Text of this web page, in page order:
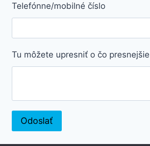
Telefónne/mobilné číslo
Tu môžete upresniť o čo
Odoslať